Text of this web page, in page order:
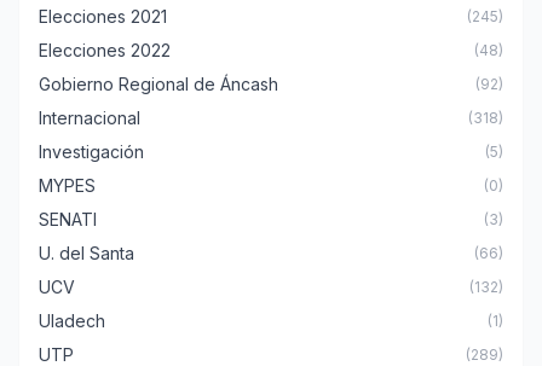
Elecciones 2021 (245)
Elecciones 2022 (48)
Gobierno Regional de Áncash (92)
Internacional (318)
Investigación (5)
MYPES (0)
SENATI (3)
U. del Santa (66)
UCV (132)
Uladech (1)
UTP (289)